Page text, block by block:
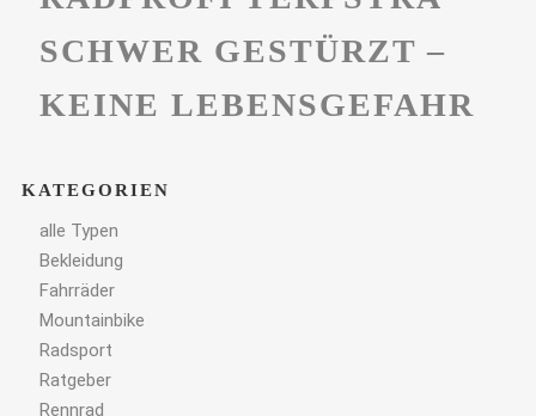
SCHWER GESTÜRZT –
KEINE LEBENSGEFAHR
KATEGORIEN
alle Typen
Bekleidung
Fahrräder
Mountainbike
Radsport
Ratgeber
Rennrad